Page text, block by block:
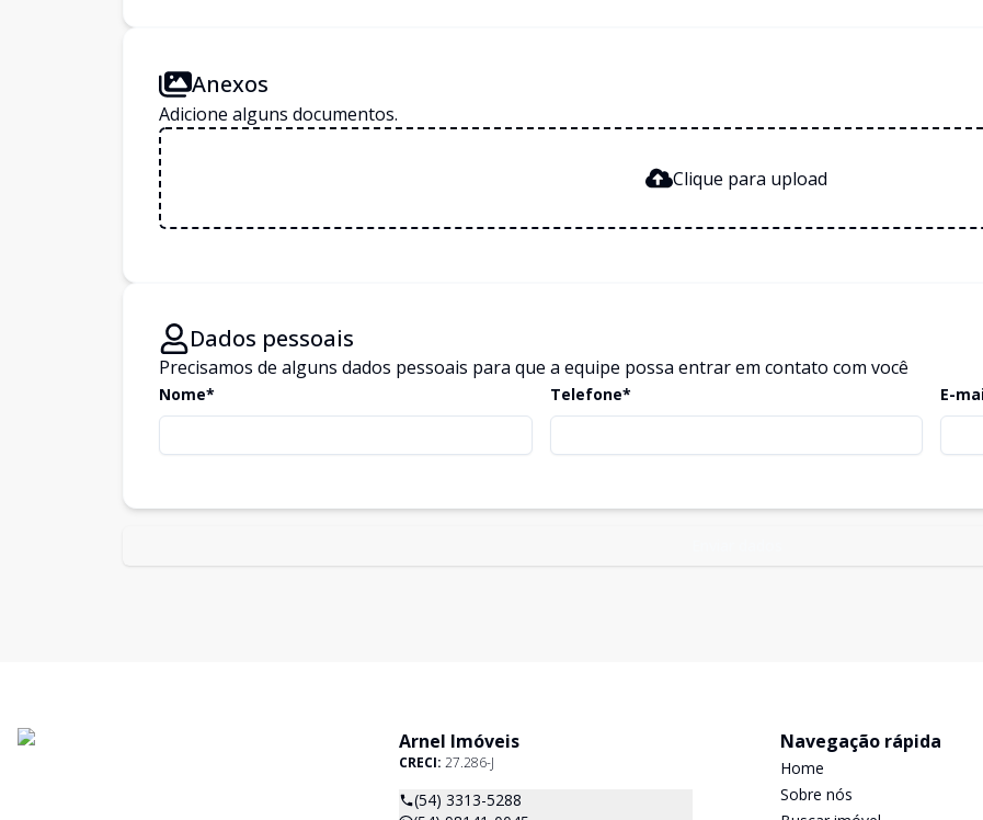
Anexos
Adicione alguns documentos.
Clique para upload
Dados pessoais
Precisamos de alguns dados pessoais para que a equipe possa entrar em contato com você
Nome* Telefone* E-
Arnel Imóveis
CRECI: 27.286-J
(54) 3313-5288
Navegação rápida
Home
Sobre nós